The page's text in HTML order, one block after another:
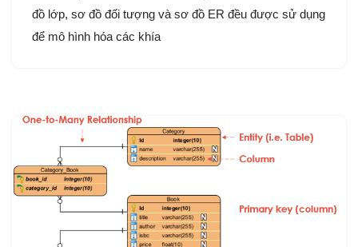
đồ lớp, sơ đồ đối tượng và sơ đồ ER đều được sử dụng
để mô hình hóa các khía